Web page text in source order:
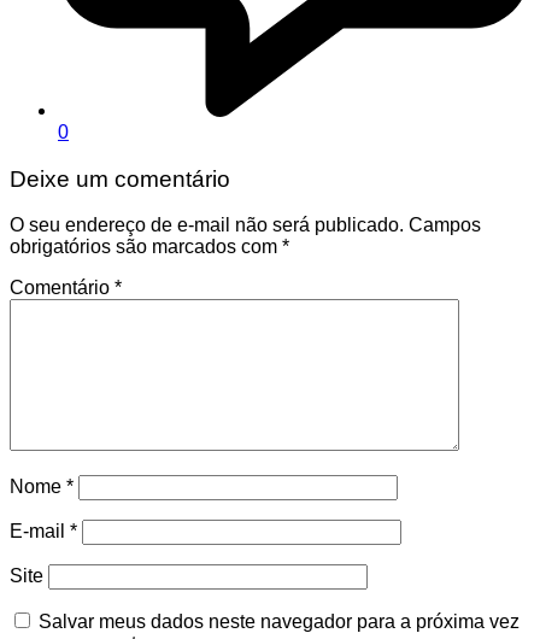
0
Deixe um comentário
O seu endereço de e-mail não será publicado. Campos
obrigatórios são marcados com *
Comentário *
Nome *
E-mail *
Site
Salvar meus dados neste navegador para a próxima vez